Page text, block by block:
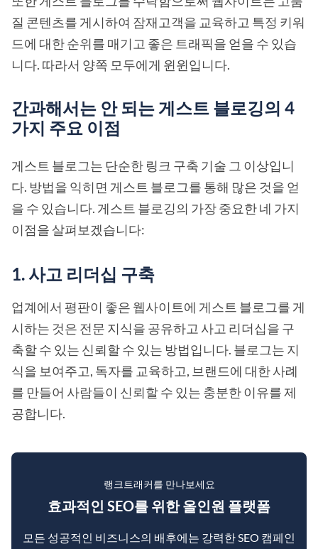
질 콘텐츠를 게시하여 잠재고객을 교육하고 특정 키워
드에 대한 순위를 매기고 좋은 트래픽을 얻을 수 있습
니다. 따라서 양쪽 모두에게 윈윈입니다.
간과해서는 안 되는 게스트 블로깅의 4
가지 주요 이점
게스트 블로그는 단순한 링크 구축 기술 그 이상입니
다. 방법을 익히면 게스트 블로그를 통해 많은 것을 얻
을 수 있습니다. 게스트 블로깅의 가장 중요한 네 가지
이점을 살펴보겠습니다:
1. 사고 리더십 구축
업계에서 평판이 좋은 웹사이트에 게스트 블로그를 게
시하는 것은 전문 지식을 공유하고 사고 리더십을 구
축할 수 있는 신뢰할 수 있는 방법입니다. 블로그는 지
식을 보여주고, 독자를 교육하고, 브랜드에 대한 사례
를 만들어 사람들이 신뢰할 수 있는 충분한 이유를 제
공합니다.
랭크트래커를 만나보세요
효과적인 SEO를 위한 올인원 플랫폼
모든 성공적인 비즈니스의 배후에는 강력한 SEO 캠페인